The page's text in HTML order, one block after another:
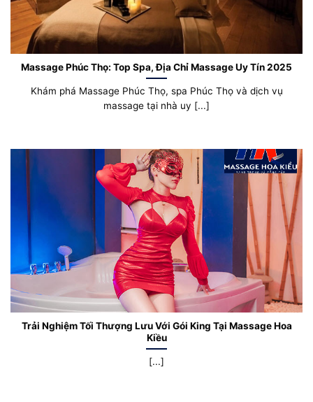
Massage Phúc Thọ: Top Spa, Địa Chỉ Massage Uy Tín 2025
Khám phá Massage Phúc Thọ, spa Phúc Thọ và dịch vụ
massage tại nhà uy [...]
Trải Nghiệm Tối Thượng Lưu Với Gói King Tại Massage Hoa
Kiều
[...]